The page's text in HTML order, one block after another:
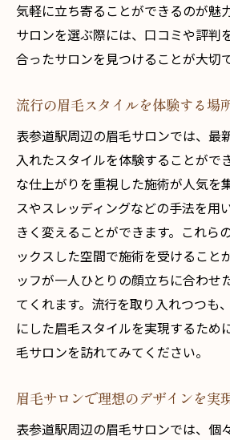
気軽に立ち寄ることができるのが魅
サロンを選ぶ際には、口コミや評判
合ったサロンを見つけることが大切で
流行の眉毛スタイルを体験する場
表参道駅周辺の眉毛サロンでは、最
入れたスタイルを体験することがで
な仕上がりを重視した施術が人気を
スやスレッディングなどの手法を用
きく変えることができます。これら
ックスした空間で施術を受けること
ッフが一人ひとりの顔立ちに合わせ
てくれます。流行を取り入れつつも
にした眉毛スタイルを実現するため
毛サロンを訪れてみてください。
眉毛サロンで理想のデザインを実
表参道駅周辺の眉毛サロンでは、個